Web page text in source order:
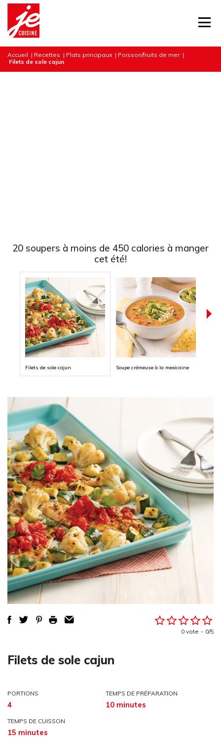
Accueil | Recettes | Plats principaux | Poisson/fruits de mer |
Filets de sole cajun
20 soupers à moins de 450 calories à manger
cet été!
Filets de sole cajun Soupe crémeuse à la mexicaine
0 vote 0/5
Filets de sole cajun
PORTIONS
4
TEMPS DE PRÉPARATION
10 minutes
TEMPS DE CUISSON
15 minutes